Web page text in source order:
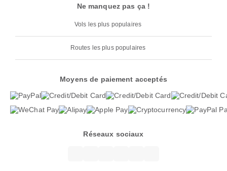
Ne manquez pas ça !
Vols les plus populaires
Routes les plus populaires
Moyens de paiement acceptés
Réseaux sociaux